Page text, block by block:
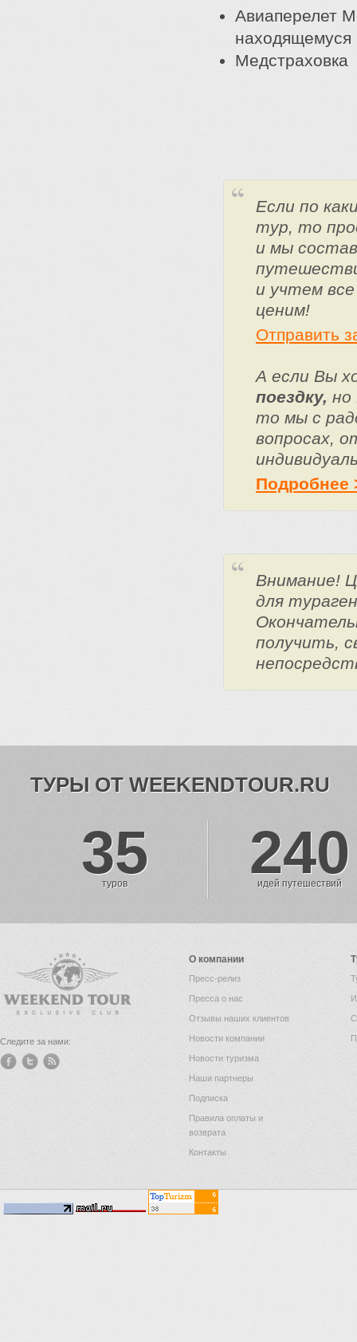
Авиаперелет
находящемуся
Медстраховка
Если по
тур, то
и мы
и учтем
ценим!
Отправить
А если Вы
поездку, но
то мы с
вопросах,
Подробнее
Внимание!
для
получить,
ТУРЫ ОТ WEEKENDTOUR.RU
35
туров 240
идей путешествий
Следите за нами:
О компании
Пресс-релиз
Пресса о нас
Отзывы наших клиентов
Новости компании
Новости туризма
Наши партнеры
Подписка
Правила оплаты и
возврата
Контакты